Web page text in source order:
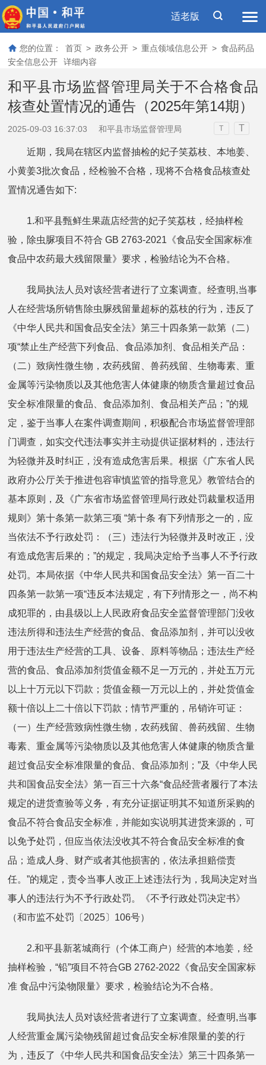
适老版
您的位置： 首页 > 政务公开 > 重点领域信息公开 > 食品药品
安全信息公开
详细内容
和平县市场监督管理局关于不合格食品
核查处置情况的通告（2025年第14期）
2025-09-03 16:37:03 和平县市场监督管理局 T T
近期，我局在辖区内监督抽检的妃子笑荔枝、本地姜、
小黄姜3批次食品，经检验不合格，现将不合格食品核查处
置情况通告如下:
1.和平县甄鲜生果蔬店经营的妃子笑荔枝，经抽样检
验，除虫脲项目不符合 GB 2763-2021《食品安全国家标准
食品中农药最大残留限量》要求，检验结论为不合格。
我局执法人员对该经营者进行了立案调查。经查明,当事
人在经营场所销售除虫脲残留量超标的荔枝的行为，违反了
《中华人民共和国食品安全法》第三十四条第一款第（二）
项“禁止生产经营下列食品、食品添加剂、食品相关产品：
（二）致病性微生物，农药残留、兽药残留、生物毒素、重
金属等污染物质以及其他危害人体健康的物质含量超过食品
安全标准限量的食品、食品添加剂、食品相关产品；”的规
定，鉴于当事人在案件调查期间，积极配合市场监督管理部
门调查，如实交代违法事实并主动提供证据材料的，违法行
为轻微并及时纠正，没有造成危害后果。根据《广东省人民
政府办公厅关于推进包容审慎监管的指导意见》教管结合的
基本原则，及《广东省市场监督管理局行政处罚裁量权适用
规则》第十条第一款第三项 “第十条 有下列情形之一的，应
当依法不予行政处罚：（三）违法行为轻微并及时改正，没
有造成危害后果的；”的规定，我局决定给予当事人不予行政
处罚。本局依据《中华人民共和国食品安全法》第一百二十
四条第一款第一项“违反本法规定，有下列情形之一，尚不构
成犯罪的，由县级以上人民政府食品安全监督管理部门没收
违法所得和违法生产经营的食品、食品添加剂，并可以没收
用于违法生产经营的工具、设备、原料等物品；违法生产经
营的食品、食品添加剂货值金额不足一万元的，并处五万元
以上十万元以下罚款；货值金额一万元以上的，并处货值金
额十倍以上二十倍以下罚款；情节严重的，吊销许可证：
（一）生产经营致病性微生物，农药残留、兽药残留、生物
毒素、重金属等污染物质以及其他危害人体健康的物质含量
超过食品安全标准限量的食品、食品添加剂；”及《中华人民
共和国食品安全法》第一百三十六条“食品经营者履行了本法
规定的进货查验等义务，有充分证据证明其不知道所采购的
食品不符合食品安全标准，并能如实说明其进货来源的，可
以免予处罚，但应当依法没收其不符合食品安全标准的食
品；造成人身、财产或者其他损害的，依法承担赔偿责
任。”的规定，责令当事人改正上述违法行为，我局决定对当
事人的违法行为不予行政处罚。《不予行政处罚决定书》
（和市监不处罚〔2025〕106号）
2.和平县新茗城商行（个体工商户）经营的本地姜，经
抽样检验，“铅”项目不符合GB 2762-2022《食品安全国家标
准 食品中污染物限量》要求，检验结论为不合格。
我局执法人员对该经营者进行了立案调查。经查明,当事
人经营重金属污染物残留超过食品安全标准限量的姜的行
为，违反了《中华人民共和国食品安全法》第三十四条第一